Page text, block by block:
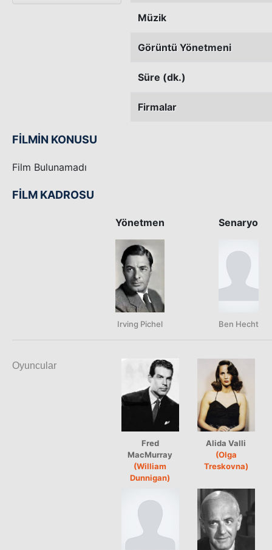
Müzik
Görüntü Yönetmeni
Süre (dk.)
Firmalar
FİLMİN KONUSU
Film Bulunamadı
FİLM KADROSU
Yönetmen
Irving Pichel
Senaryo
Ben Hecht
Oyuncular
Fred
MacMurray
(William
Dunnigan)
Alida Valli
(Olga
Treskovna)